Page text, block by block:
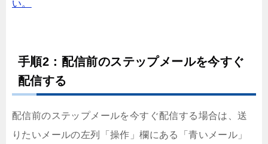
い。
手順2：配信前のステップメールを今すぐ
配信する
配信前のステップメールを今すぐ配信する場合は、送
りたいメールの左列「操作」欄にある「青いメール」